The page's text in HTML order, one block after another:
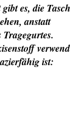
es, die
anstatt
Tragegurtes.
ist: